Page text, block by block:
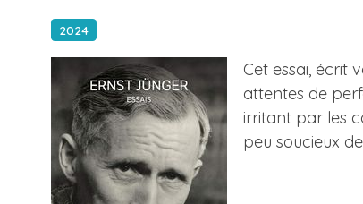
2024
Cet essai, écrit
attentes de
irritant par les
peu soucieux